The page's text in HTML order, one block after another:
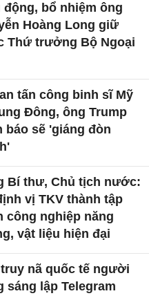
động, bổ nhiệm ông
Hoàng Long giữ
Thứ trưởng Bộ Ngoại
tấn công binh sĩ Mỹ
Đông, ông Trump
báo sẽ 'giáng đòn
Bí thư, Chủ tịch nước:
vị TKV thành tập
công nghiệp năng
vật liệu hiện đại
truy nã quốc tế người
sáng lập Telegram